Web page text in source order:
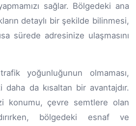
sağlar. Bölgedeki ana
detaylı bir şekilde bilinmesi,
sürede adresinize ulaşmasını
yoğunluğunun olmaması,
da kısaltan bir avantajdır.
konumu, çevre semtlere olan
bölgedeki esnaf ve